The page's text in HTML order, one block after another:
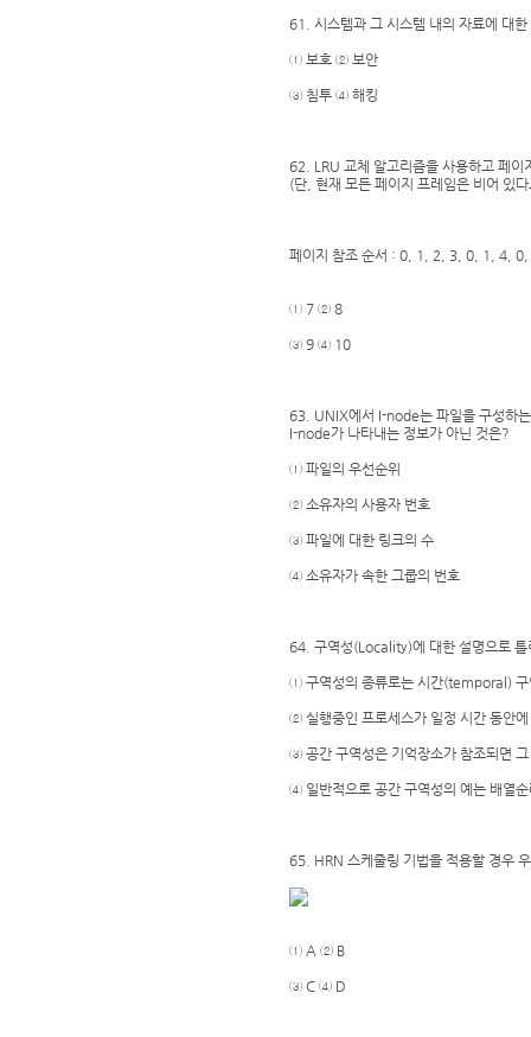
61. 시스템과 그 시스템 내의 자료에 대
① 보호 ② 보안
③ 침투 ④ 해킹
62. LRU 교체 알고리즘을 사용하고 페이
(단, 현재 모든 페이지 프레임은 비어 있
페이지 참조 순서 : 0, 1, 2, 3, 0, 1, 4,
① 7 ② 8
③ 9 ④ 10
63. UNIX에서 I-node는 파일을 구성하
I-node가 나타내는 정보가 아닌 것은?
① 파일의 우선순위
② 소유자의 사용자 번호
③ 파일에 대한 링크의 수
④ 소유자가 속한 그룹의 번호
64. 구역성(Locality)에 대한 설명으로 틀
① 구역성의 종류로는 시간(temporal)
② 실행중인 프로세스가 일정 시간 동안
③ 공간 구역성은 기억장소가 참조되면
④ 일반적으로 공간 구역성의 예는 배열
65. HRN 스케줄링 기법을 적용할 경우
① A ② B
③ C ④ D